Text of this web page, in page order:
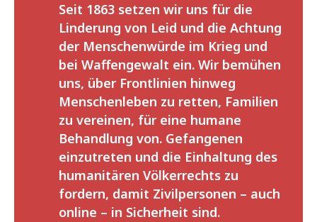
Seit 1863 setzen wir uns für die
Linderung von Leid und die Achtung
der Menschenwürde im Krieg und
bei Waffengewalt ein. Wir bemühen
uns, über Frontlinien hinweg
Menschenleben zu retten, Familien
zu vereinen, für eine humane
Behandlung von. Gefangenen
einzutreten und die Einhaltung des
humanitären Völkerrechts zu
fordern, damit Zivilpersonen – auch
online – in Sicherheit sind.